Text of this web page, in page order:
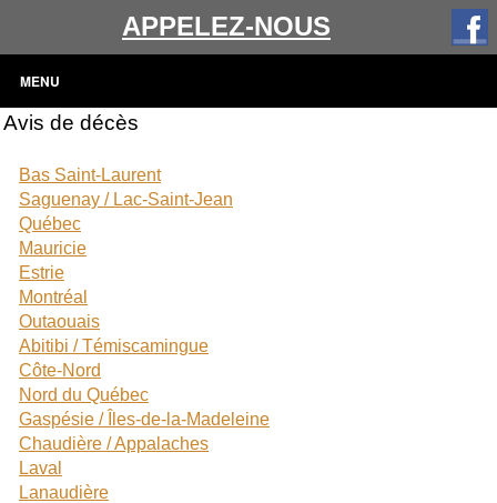
APPELEZ-NOUS
MENU
Avis de décès
Bas Saint-Laurent
Saguenay / Lac-Saint-Jean
Québec
Mauricie
Estrie
Montréal
Outaouais
Abitibi / Témiscamingue
Côte-Nord
Nord du Québec
Gaspésie / Îles-de-la-Madeleine
Chaudière / Appalaches
Laval
Lanaudière